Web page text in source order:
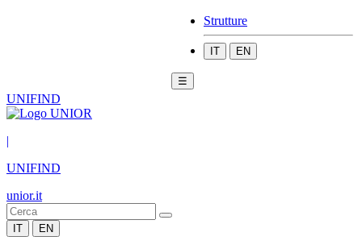
Strutture
IT EN
☰
UNIFIND
|
UNIFIND
unior.it
IT EN